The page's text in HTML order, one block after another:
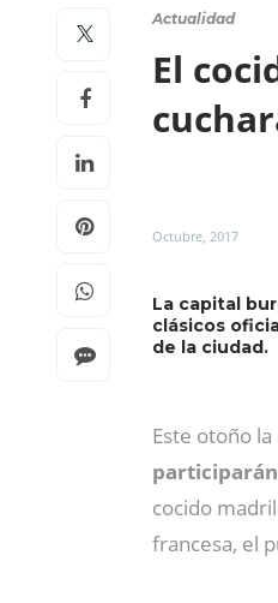
Actualidad
El
Octubre, 2017
La capital
clásicos
de la ciudad.
Este otoño
cocido
francesa, el